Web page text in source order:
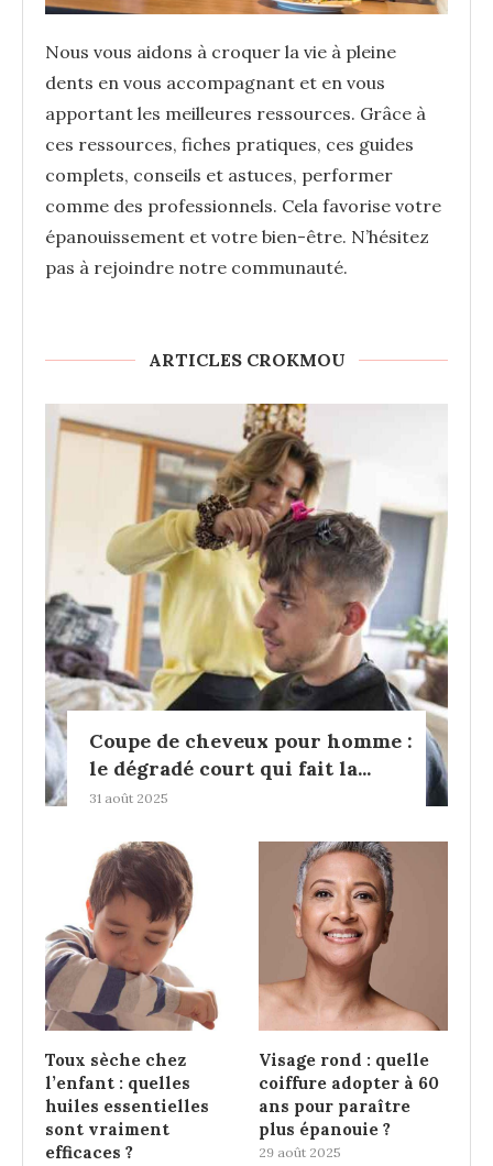
Nous vous aidons à croquer la vie à pleine
dents en vous accompagnant et en vous
apportant les meilleures ressources. Grâce à
ces ressources, fiches pratiques, ces guides
complets, conseils et astuces, performer
comme des professionnels. Cela favorise votre
épanouissement et votre bien-être. N’hésitez
pas à rejoindre notre communauté.
ARTICLES CROKMOU
Coupe de cheveux pour homme :
le dégradé court qui fait la...
31 août 2025
Toux sèche chez
l’enfant : quelles
huiles essentielles
sont vraiment
efficaces ?
Visage rond : quelle
coiffure adopter à 60
ans pour paraître
plus épanouie ?
29 août 2025